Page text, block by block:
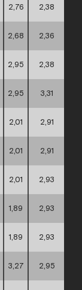
2,76 2,38
2,68 2,36
2,95 2,38
2,95 3,31
2,01 2,91
2,01 2,91
2,01 2,93
1,89 2,93
1,89 2,93
3,27 2,95